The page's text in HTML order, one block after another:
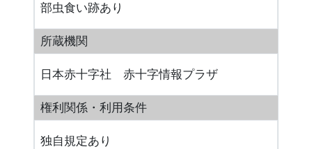
部虫食い跡あり
所蔵機関
日本赤十字社 赤十字情報プラザ
権利関係・利用条件
独自規定あり